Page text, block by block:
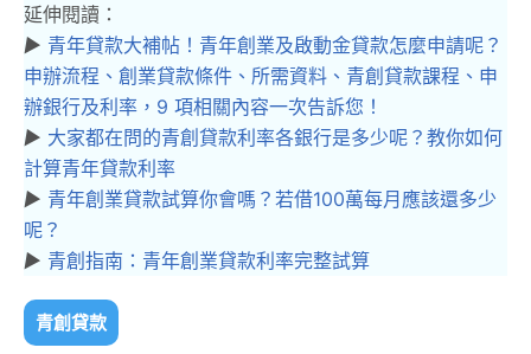
延伸閱讀：
▶︎ 青年貸款大補帖！青年創業及啟動金貸款怎麼申請呢？
申辦流程、創業貸款條件、所需資料、青創貸款課程、申
辦銀行及利率，9 項相關內容一次告訴您！
▶︎ 大家都在問的青創貸款利率各銀行是多少呢？教你如何
計算青年貸款利率
▶︎ 青年創業貸款試算你會嗎？若借100萬每月應該還多少
呢？
▶︎ 青創指南：青年創業貸款利率完整試算
青創貸款